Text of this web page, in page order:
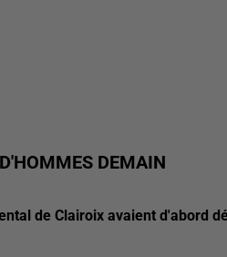
DEMAIN
de Clairoix avaient d'abord